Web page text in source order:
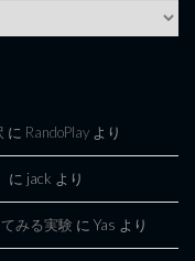
に RandoPlay より
に jack より
みる実験 に Yas より